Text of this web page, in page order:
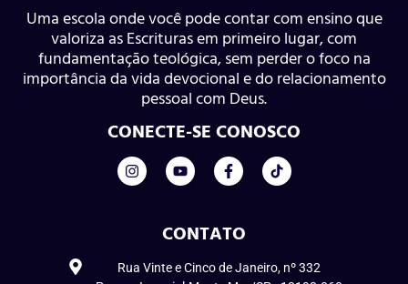
Uma escola onde você pode contar com ensino que
valoriza as Escrituras em primeiro lugar, com
fundamentação teológica, sem perder o foco na
importância da vida devocional e do relacionamento
pessoal com Deus.
CONECTE-SE CONOSCO
CONTATO
Rua Vinte e Cinco de Janeiro, nº 332